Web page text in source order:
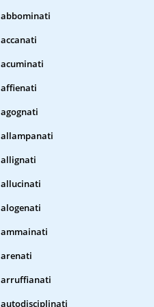
abbominati
accanati
acuminati
affienati
agognati
allampanati
allignati
allucinati
alogenati
ammainati
arenati
arruffianati
autodisciplinati